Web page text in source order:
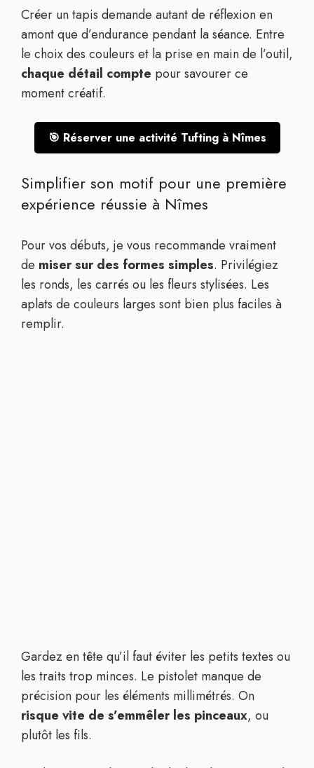
Créer un tapis demande autant de réflexion en
amont que d’endurance pendant la séance. Entre
le choix des couleurs et la prise en main de l’outil,
chaque détail compte pour savourer ce
moment créatif.
🎯 Réserver une activité Tufting à Nîmes
Simplifier son motif pour une première
expérience réussie à Nîmes
Pour vos débuts, je vous recommande vraiment
de miser sur des formes simples. Privilégiez
les ronds, les carrés ou les fleurs stylisées. Les
aplats de couleurs larges sont bien plus faciles à
remplir.
Gardez en tête qu’il faut éviter les petits textes ou
les traits trop minces. Le pistolet manque de
précision pour les éléments millimétrés. On
risque vite de s’emmêler les pinceaux, ou
plutôt les fils.